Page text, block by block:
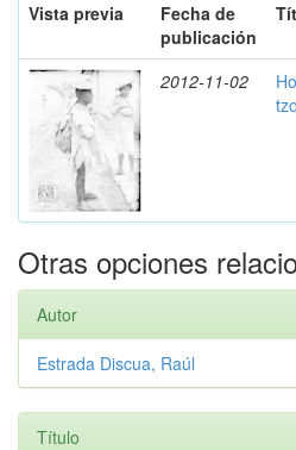
Vista previa
Fecha de
publicación
2012-11-02
Otras opciones
Autor
Estrada Discua, Raúl
Título